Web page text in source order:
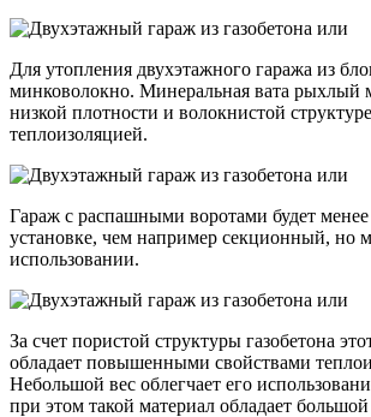
Для утопления двухэтажного гаража из
минковолокно. Минеральная вата рыхлый
низкой плотности и волокнистой
теплоизоляцией.
Гараж с распашными воротами будет
установке, чем например секционный, но
использовании.
За счет пористой структуры газобетона
обладает повышенными свойствами
Небольшой вес облегчает его
при этом такой материал обладает